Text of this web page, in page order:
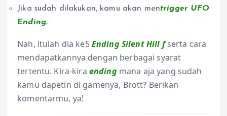
Jika sudah dilakukan, kamu akan mentrigger UFO
Ending.
Nah, itulah dia ke5Ending Silent Hill fserta cara
mendapatkannya dengan berbagai syarat
tertentu. Kira-kira ending mana aja yang sudah
kamu dapetin di gamenya, Brott? Berikan
komentarmu, ya!